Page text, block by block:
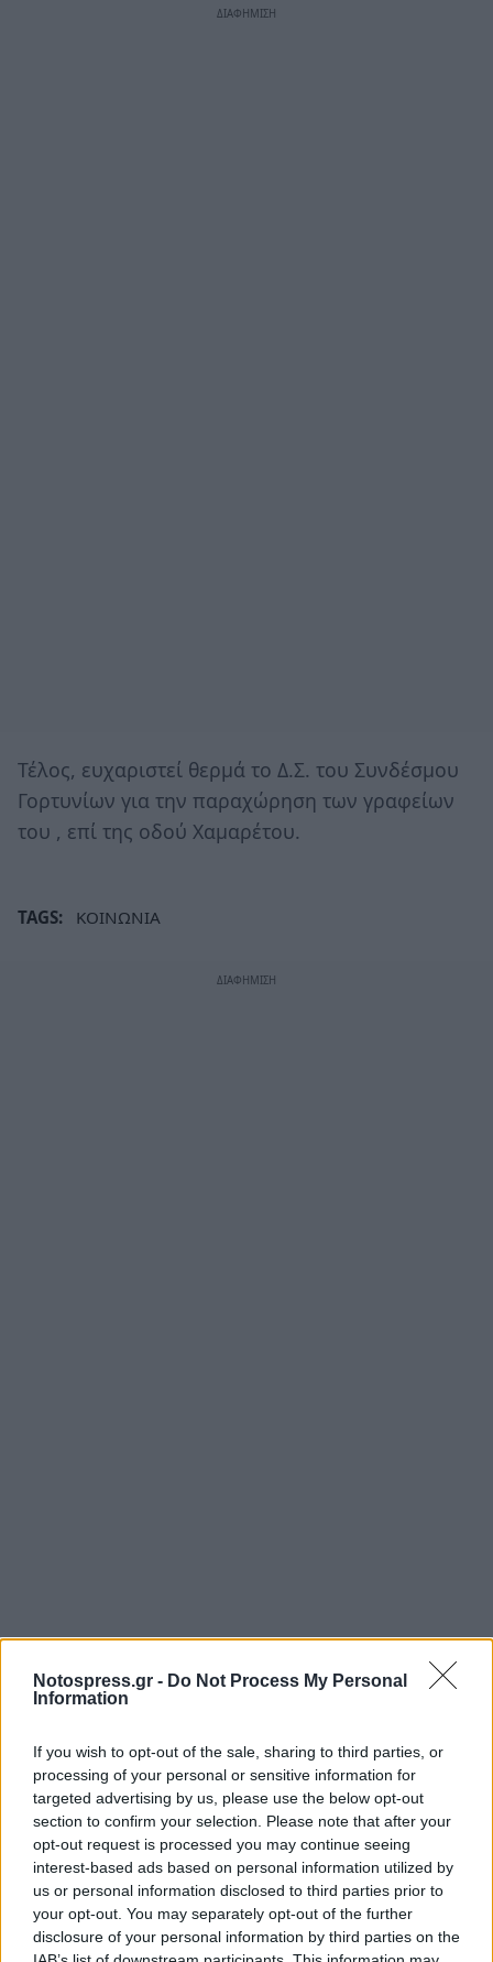
Notospress.gr - Do Not Process My Personal
Information
If you wish to opt-out of the sale, sharing to third parties, or
processing of your personal or sensitive information for
targeted advertising by us, please use the below opt-out
section to confirm your selection. Please note that after your
opt-out request is processed you may continue seeing
interest-based ads based on personal information utilized by
us or personal information disclosed to third parties prior to
your opt-out. You may separately opt-out of the further
disclosure of your personal information by third parties on the
Τέλος, ευχαριστεί θερμά το Δ.Σ. του Συνδέσμου
Γορτυνίων για την παραχώρηση των γραφείων
του , επί της οδού Χαμαρέτου.
TAGS: ΚΟΙΝΩΝΙΑ